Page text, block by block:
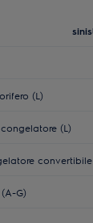
(L)
(L)
convertibile
G)